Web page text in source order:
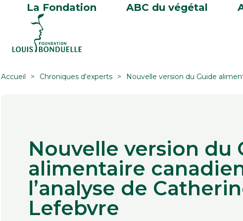
La Fondation ABC du végétal
Accueil Chroniques d'experts Nouvelle version du Guide
Nouvelle version du
alimentaire
l’analyse de
Lefebvre